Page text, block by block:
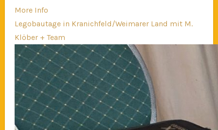
More Info
Legobautage in Kranichfeld/Weimarer Land mit M.
Klöber + Team